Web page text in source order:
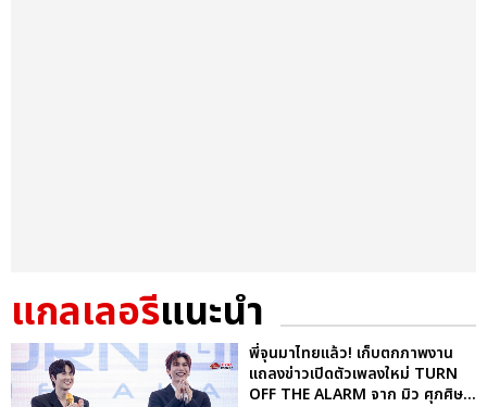
แกลเลอรีแนะนำ
พี่จุนมาไทยแล้ว! เก็บตกภาพงาน
แถลงข่าวเปิดตัวเพลงใหม่ TURN
OFF THE ALARM จาก มิว ศุภศิษ...